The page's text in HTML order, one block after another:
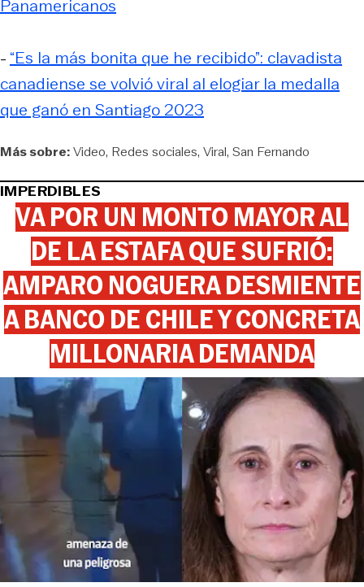
Panamericanos
- “Es la más bonita que he recibido”: clavadista
canadiense se volvió viral al elogiar la medalla
que ganó en Santiago 2023
Más sobre:Video Redes sociales Viral San Fernando
IMPERDIBLES
VA POR UN MONTO MAYOR AL
DE LA ESTAFA QUE SUFRIÓ:
AMPARO NOGUERA DESMIENTE
A BANCO DE CHILE Y CONCRETA
MILLONARIA DEMANDA